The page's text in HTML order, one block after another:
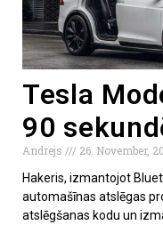
Tesla
90
Andrejs
26. November,
Hakeris, izmantojot
automašīnas atslēgas
atslēgšanas kodu un